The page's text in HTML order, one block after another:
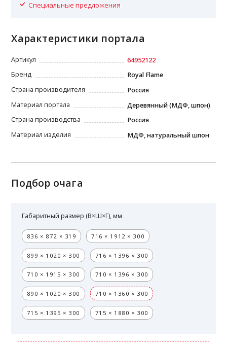
Специальные предложения
Характеристики портала
Артикул
64952122
Бренд
Royal Flame
Страна производителя
Россия
Материал портала
Деревянный (МДФ, шпон)
Страна производства
Россия
Материал изделия
МДФ, натуральный шпон
Подбор очага
Габаритный размер (В×Ш×Г), мм
836 × 872 × 319 716 × 1912 × 300
899 × 1020 × 300 716 × 1396 × 300
710 × 1915 × 300 710 × 1396 × 300
890 × 1020 × 300 710 × 1360 × 300
715 × 1395 × 300 715 × 1880 × 300